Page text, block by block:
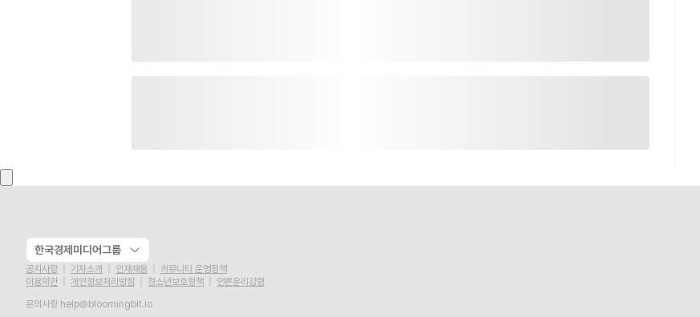
한국경제미디어그룹
공지사항 기자소개 인재채용
커뮤니티 운영정책
이용약관
개인정보처리방침 청소년보호정책
언론윤리강령
문의사항 help@bloomingbit.io